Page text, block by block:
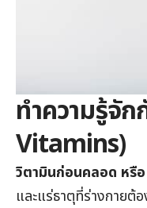
ทำความรู้จั
Vitamins)
วิตามินก่อนคลอด หรื
และแร่ธาตุที่ร่างกายต้